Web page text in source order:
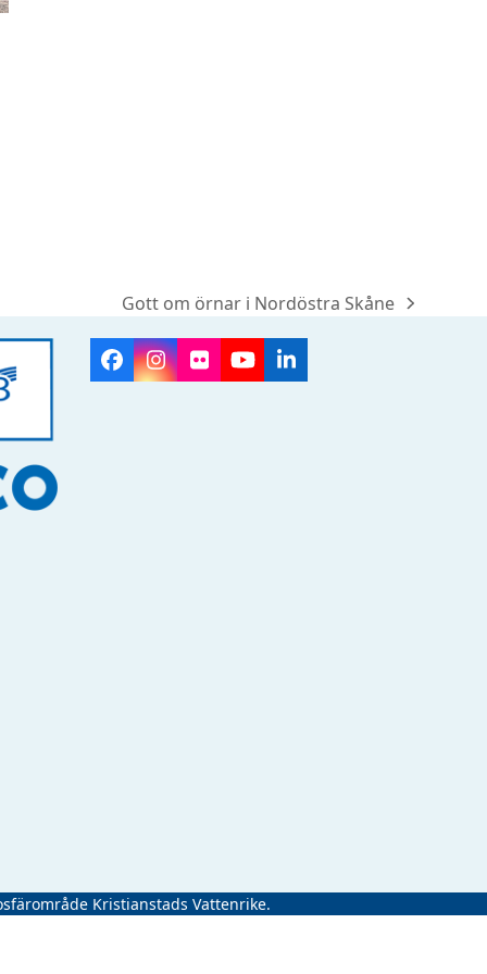
next
post:
Gott om örnar i Nordöstra Skåne
Facebook
Instagram
FlickrYouTubeLinkedIn
Kristianstads Vattenrike.